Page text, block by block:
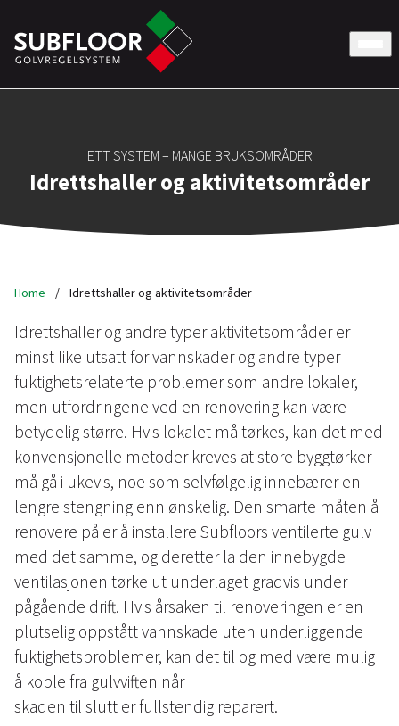
ETT SYSTEM – MANGE BRUKSOMRÅDER
Idrettshaller og aktivitetsområder
Home / Idrettshaller og aktivitetsområder
Idrettshaller og andre typer aktivitetsområder er
minst like utsatt for vannskader og andre typer
fuktighetsrelaterte problemer som andre lokaler,
men utfordringene ved en renovering kan være
betydelig større. Hvis lokalet må tørkes, kan det med
konvensjonelle metoder kreves at store byggtørker
må gå i ukevis, noe som selvfølgelig innebærer en
lengre stengning enn ønskelig. Den smarte måten å
renovere på er å installere Subfloors ventilerte gulv
med det samme, og deretter la den innebygde
ventilasjonen tørke ut underlaget gradvis under
pågående drift. Hvis årsaken til renoveringen er en
plutselig oppstått vannskade uten underliggende
fuktighetsproblemer, kan det til og med være mulig
å koble fra gulvviften når
skaden til slutt er fullstendig reparert.